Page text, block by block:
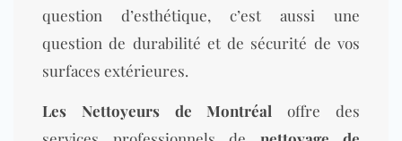
question d’esthétique, c’est aussi une
question de durabilité et de sécurité de vos
surfaces extérieures.
Les Nettoyeurs de Montréal offre des